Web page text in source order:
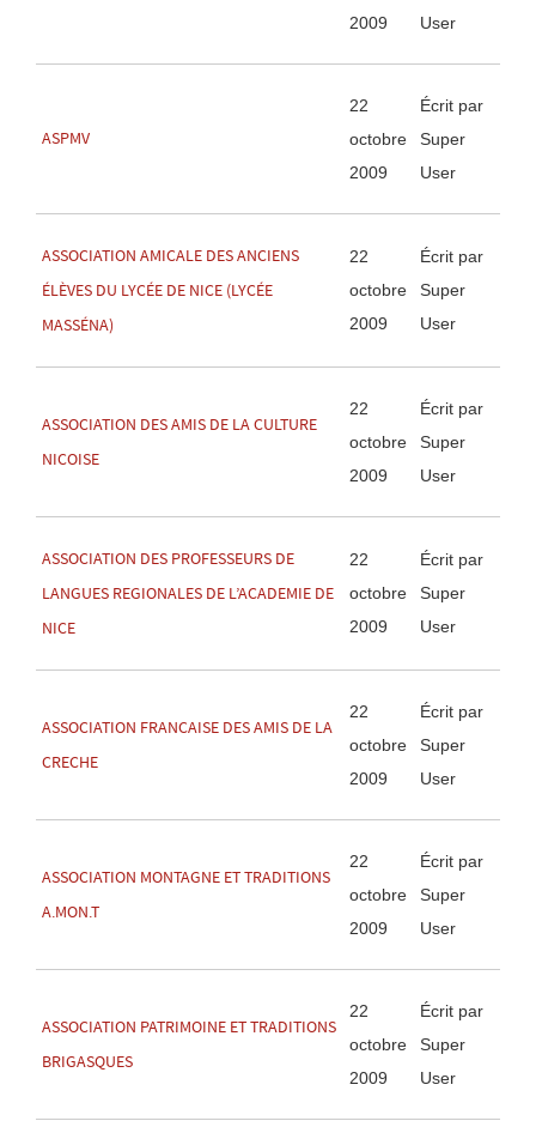
2009
User
ASPMV
22
octobre
2009
Écrit par
Super
User
ASSOCIATION AMICALE DES ANCIENS
ÉLÈVES DU LYCÉE DE NICE (LYCÉE
MASSÉNA)
22
octobre
2009
Écrit par
Super
User
ASSOCIATION DES AMIS DE LA CULTURE
NICOISE
22
octobre
2009
Écrit par
Super
User
ASSOCIATION DES PROFESSEURS DE
LANGUES REGIONALES DE L’ACADEMIE DE
NICE
22
octobre
2009
Écrit par
Super
User
ASSOCIATION FRANCAISE DES AMIS DE LA
CRECHE
22
octobre
2009
Écrit par
Super
User
ASSOCIATION MONTAGNE ET TRADITIONS
A.MON.T
22
octobre
2009
Écrit par
Super
User
ASSOCIATION PATRIMOINE ET TRADITIONS
BRIGASQUES
22
octobre
2009
Écrit par
Super
User